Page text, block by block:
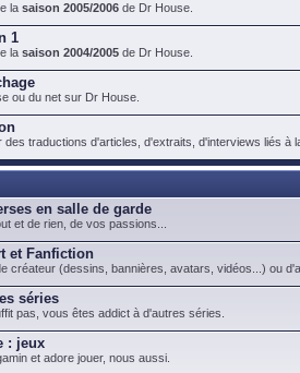
la saison 2005/2006 de Dr House.
1
la saison 2004/2005 de Dr House.
ou du net sur Dr House.
des traductions d'articles, d'extraits, d'interviews liés à
en salle de garde
et de rien, de vos passions...
et Fanfiction
créateur (dessins, bannières, avatars, vidéos...) ou
séries
pas, vous êtes addict à d'autres séries.
: jeux
et adore jouer, nous aussi.